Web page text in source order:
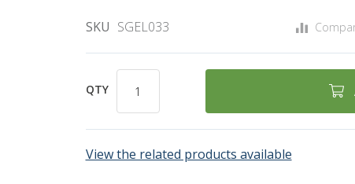
SKU SGEL033
QTY
View the related products available